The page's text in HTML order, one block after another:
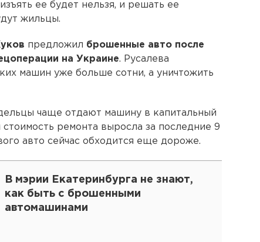
ее будет нельзя, и решать ее
жильцы.
предложил брошенные авто после
на Украине. Русалева
машин уже больше сотни, а уничтожить
чаще отдают машину в капитальный
ремонта выросла за последние 9
авто сейчас обходится еще дороже.
В мэрии Екатеринбурга не знают,
как быть с брошенными
автомашинами